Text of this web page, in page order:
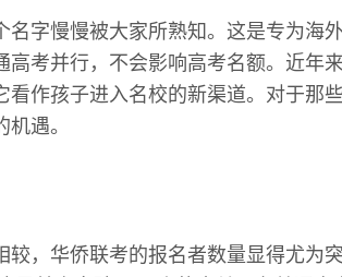
字慢慢被大家所熟知。这是专为海
高考并行，不会影响高考名额。近年
看作孩子进入名校的新渠道。对于那
遇。
较，华侨联考的报名者数量显得尤为